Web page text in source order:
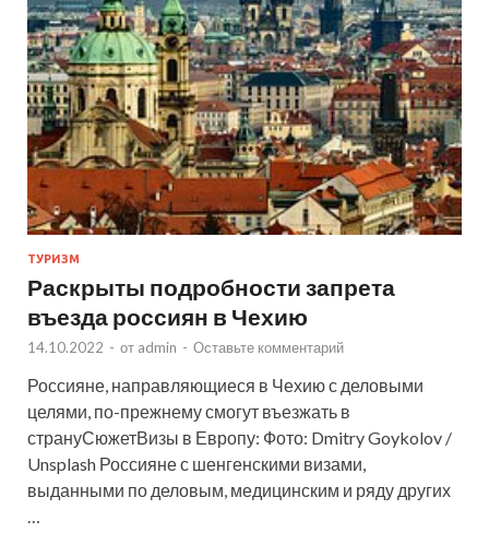
ТУРИЗМ
Раскрыты подробности запрета
въезда россиян в Чехию
14.10.2022 - от admin - Оставьте комментарий
Россияне, направляющиеся в Чехию с деловыми
целями, по-прежнему смогут въезжать в
странуСюжетВизы в Европу: Фото: Dmitry Goykolov /
Unsplash Россияне с шенгенскими визами,
выданными по деловым, медицинским и ряду других
…